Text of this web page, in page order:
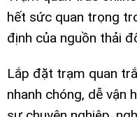
hết sức quan trọng
định của nguồn thải
Lắp đặt trạm quan
nhanh chóng, dễ vận